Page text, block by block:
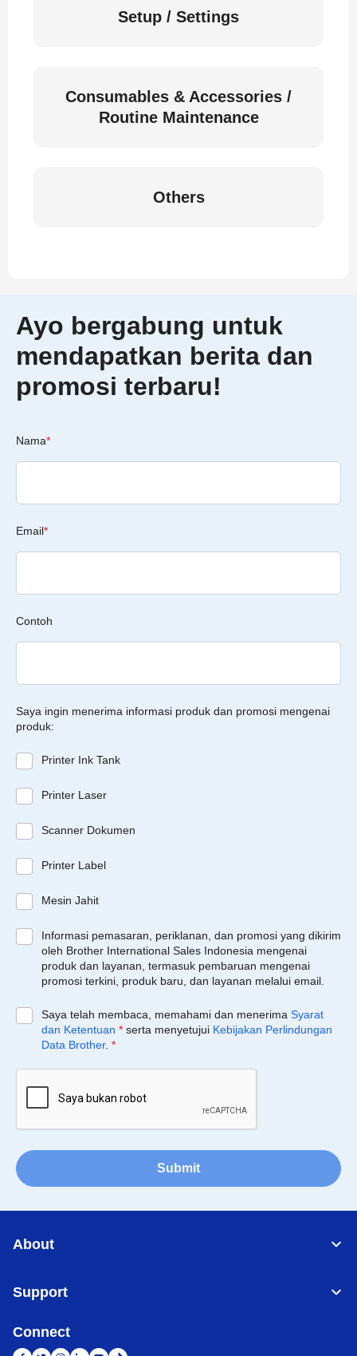
Setup / Settings
Consumables & Accessories /
Routine Maintenance
Others
Ayo bergabung untuk
mendapatkan berita dan
promosi terbaru!
Nama*
Email*
Contoh
Saya ingin menerima informasi produk dan promosi mengenai
produk:
Printer Ink Tank
Printer Laser
Scanner Dokumen
Printer Label
Mesin Jahit
Informasi pemasaran, periklanan, dan promosi yang dikirim
oleh Brother International Sales Indonesia mengenai
produk dan layanan, termasuk pembaruan mengenai
promosi terkini, produk baru, dan layanan melalui email.
Saya telah membaca, memahami dan menerima Syarat
dan Ketentuan * serta menyetujui Kebijakan Perlindungan
Data Brother. *
Submit
About
Support
Connect